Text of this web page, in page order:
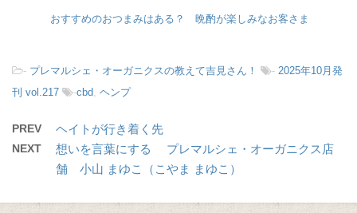
おすすめのおつまみはある？ 晩酌が楽しみなお客さま
- プレマルシェ・オーガニクスの教えて吉見さん！ - 2025年10月発
刊 vol.217
-cbd, ヘンプ
PREV ヘイトが行き着く先
NEXT
想いを言葉にする プレマルシェ・オーガニクス店
舗 小山 まゆこ（こやま まゆこ）